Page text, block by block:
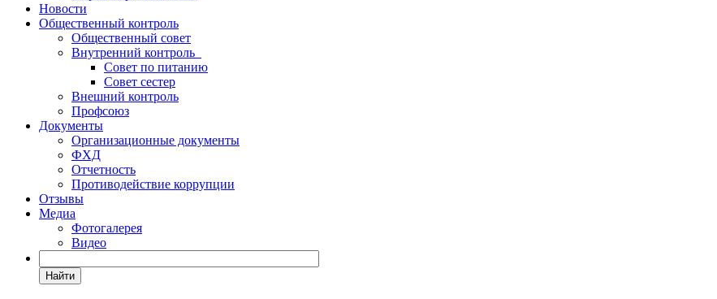
Новости
Общественный контроль
Общественный совет
Внутренний контроль
Совет по питанию
Совет сестер
Внешний контроль
Профсоюз
Документы
Организационные документы
ФХД
Отчетность
Противодействие коррупции
Отзывы
Медиа
Фотогалерея
Видео
Найти